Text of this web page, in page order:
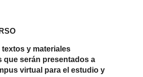
y materiales
que serán presentados a
virtual para el estudio y